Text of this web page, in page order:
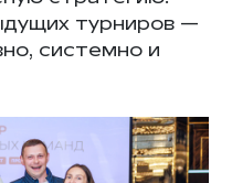
турниров —
системно и